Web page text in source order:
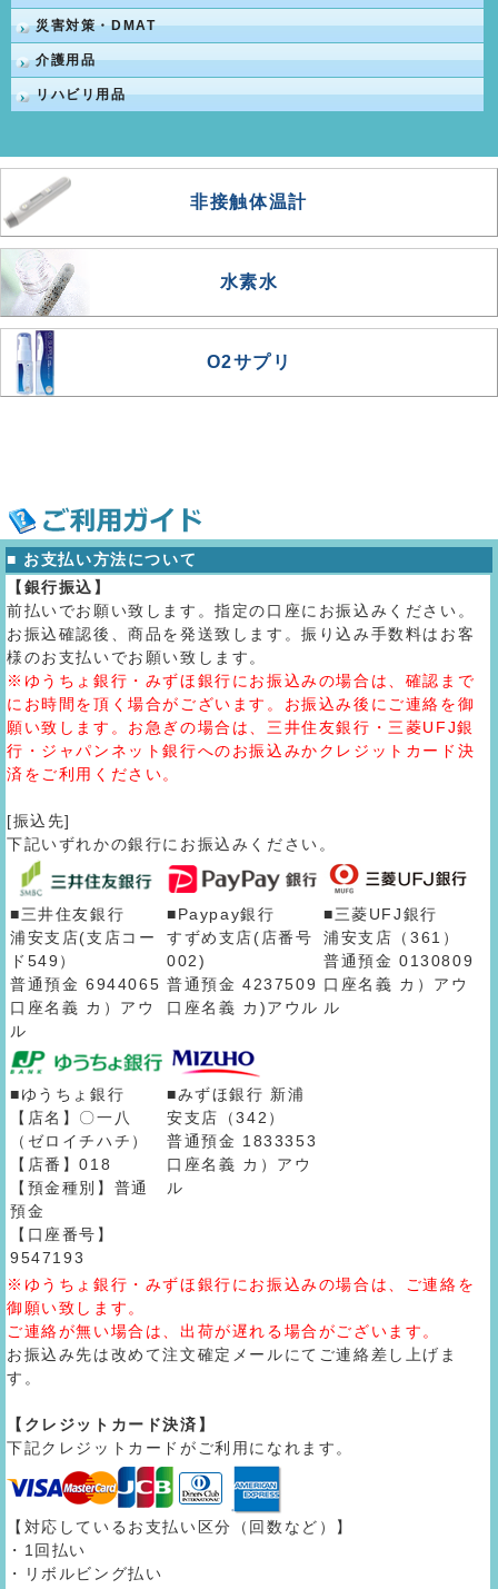
災害対策・DMAT
介護用品
リハビリ用品
非接触体温計
水素水
O2サプリ
■ お支払い方法について
【銀行振込】
前払いでお願い致します。指定の口座にお振込みください。
お振込確認後、商品を発送致します。振り込み手数料はお客
様のお支払いでお願い致します。
※ゆうちょ銀行・みずほ銀行にお振込みの場合は、確認まで
にお時間を頂く場合がございます。お振込み後にご連絡を御
願い致します。お急ぎの場合は、三井住友銀行・三菱UFJ銀
行・ジャパンネット銀行へのお振込みかクレジットカード決
済をご利用ください。
[振込先]
下記いずれかの銀行にお振込みください。
■三井住友銀行
浦安支店(支店コー
ド549）
普通預金 6944065
口座名義 カ）アウ
ル
■Paypay銀行
すずめ支店(店番号
002)
普通預金 4237509
口座名義 カ)アウル
■三菱UFJ銀行
浦安支店（361）
普通預金 0130809
口座名義 カ）アウ
ル
■ゆうちょ銀行
【店名】〇一八
（ゼロイチハチ）
【店番】018
【預金種別】普通
預金
【口座番号】
9547193
■みずほ銀行 新浦
安支店（342）
普通預金 1833353
口座名義 カ）アウ
ル
※ゆうちょ銀行・みずほ銀行にお振込みの場合は、ご連絡を
御願い致します。
ご連絡が無い場合は、出荷が遅れる場合がございます。
お振込み先は改めて注文確定メールにてご連絡差し上げま
す。
【クレジットカード決済】
下記クレジットカードがご利用になれます。
【対応しているお支払い区分（回数など）】
・1回払い
・リボルビング払い